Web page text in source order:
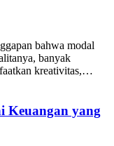
bahwa modal
banyak
kreativitas,…
Keuangan yang